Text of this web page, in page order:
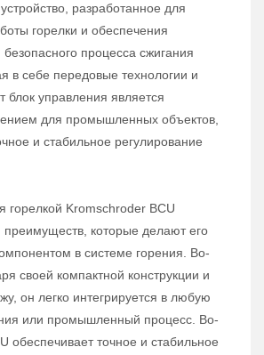
разработанное для
горелки и обеспечения
процесса сжигания
в себе передовые технологии и
блок управления является
для промышленных объектов,
и стабильное регулирование
горелкой Kromschroder BCU
которые делают его
в системе горения. Во-
своей компактной конструкции и
он легко интегрируется в любую
или промышленный процесс. Во-
обеспечивает точное и стабильное